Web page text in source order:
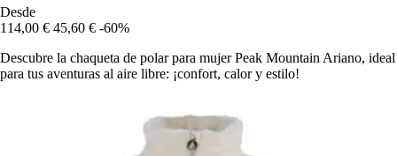
Desde
114,00 € 45,60 € -60%
Descubre la chaqueta de polar para mujer Peak Mountain Ariano, ideal
para tus aventuras al aire libre: ¡confort, calor y estilo!